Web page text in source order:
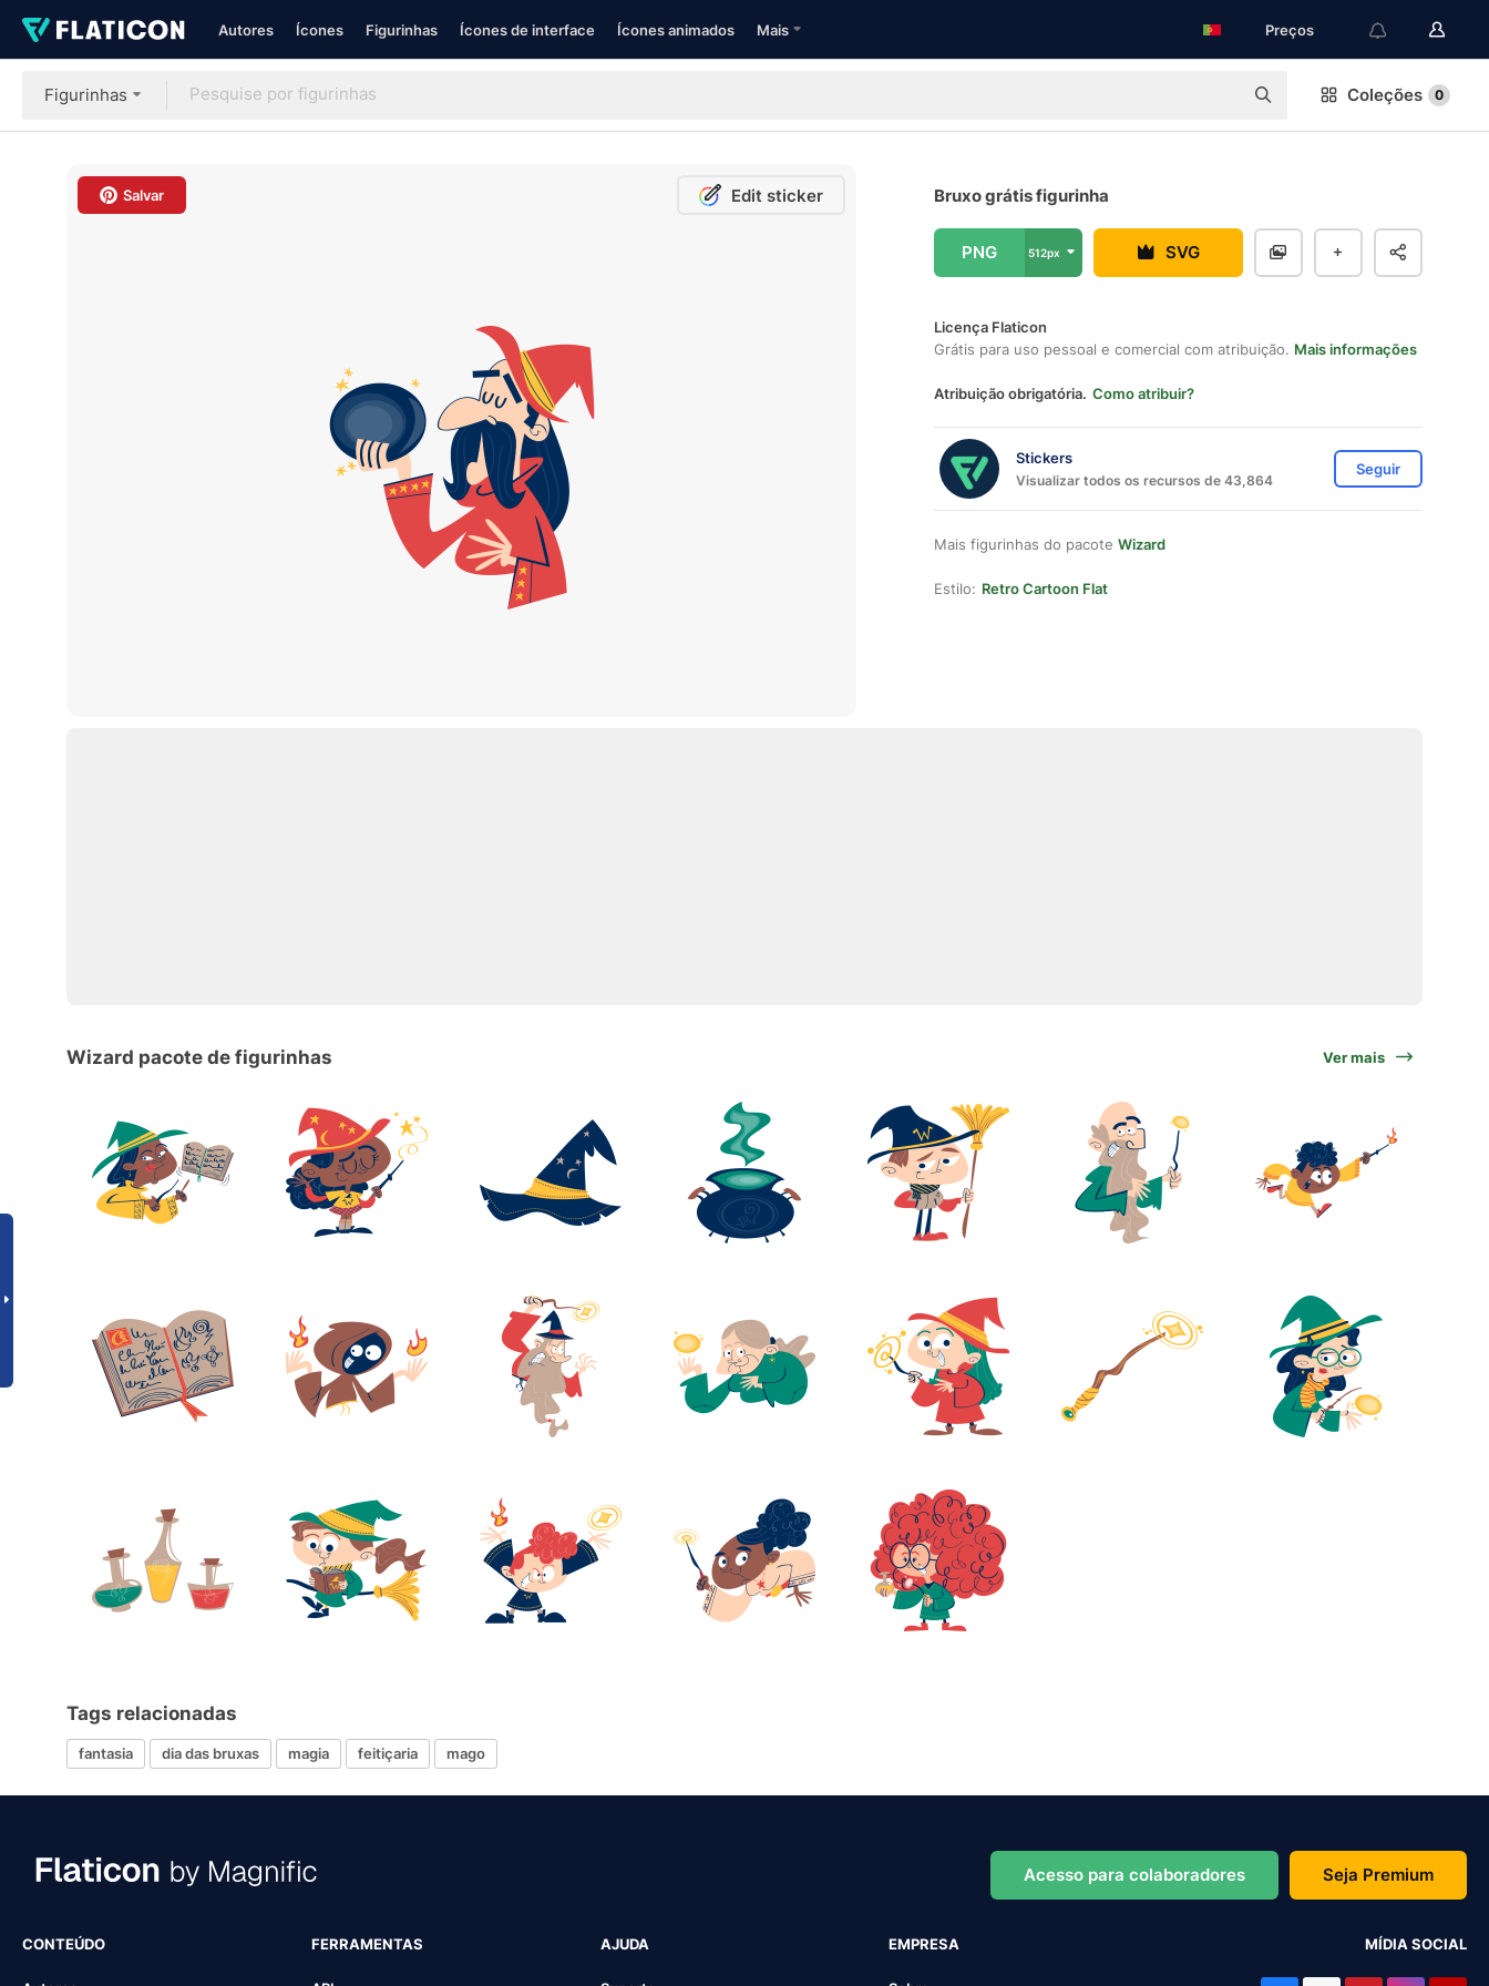
Autores Ícones Figurinhas Ícones de interface Ícones animados Mais Preços
Figurinhas Coleções 0
Salvar Edit sticker Bruxo grátis figurinha
PNG 512px SVG
Licença Flaticon
Grátis para uso pessoal e comercial com atribuição. Mais informações
Atribuição obrigatória. Como atribuir?
Stickers
Visualizar todos os recursos de 43,864
Seguir
Mais figurinhas do pacote Wizard
Estilo: Retro Cartoon Flat
Wizard pacote de figurinhas Ver mais
Tags relacionadas
fantasia dia das bruxas magia feitiçaria mago
Acesso para colaboradores Seja Premium
CONTEÚDO FERRAMENTAS AJUDA EMPRESA MÍDIA SOCIAL